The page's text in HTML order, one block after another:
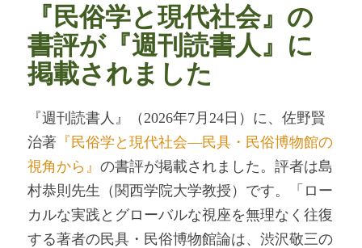
『民俗学と現代社会』の
書評が『週刊読書人』に
掲載されました
『週刊読書人』（2026年7月24日）に、佐野賢
治著 『民俗学と現代社会―民具・民俗博物館の
視角から』の書評が掲載されました。評者は島
村恭則先生（関西学院大学教授）です。「ロー
カルな実践とグローバルな視座を無理なく往復
する著者の民具・民俗博物館論は、渋沢敬三の